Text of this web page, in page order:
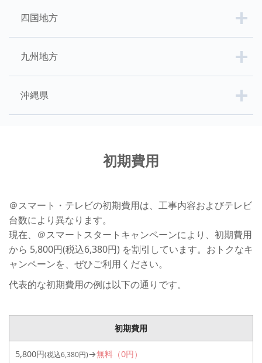
四国地方
九州地方
沖縄県
初期費用
＠スマート・テレビの初期費用は、工事内容およびテレビ
台数により異なります。
現在、＠スマートスタートキャンペーンにより、初期費用
から 5,800円(税込6,380円) を割引しています。おトクなキ
ャンペーンを、ぜひご利用ください。
代表的な初期費用の例は以下の通りです。
初期費用
5,800円(税込6,380円)→無料（0円）